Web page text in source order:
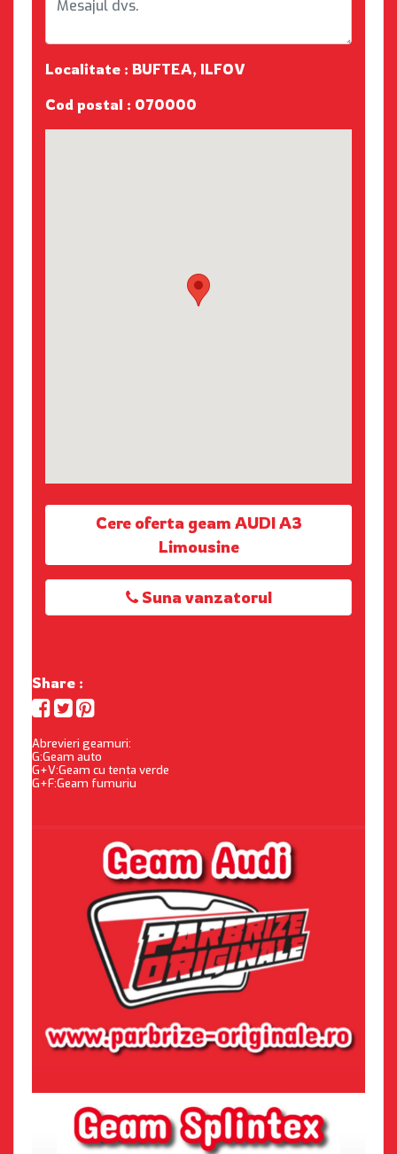
Localitate : BUFTEA, ILFOV
Cod postal : 070000
Cere oferta geam AUDI A3
Limousine
Suna vanzatorul
Share :
Abrevieri geamuri:
G:Geam auto
G+V:Geam cu tenta verde
G+F:Geam fumuriu